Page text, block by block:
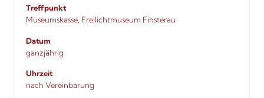
Treffpunkt
Museumskasse, Freilichtmuseum Finsterau
Datum
ganzjährig
Uhrzeit
nach Vereinbarung